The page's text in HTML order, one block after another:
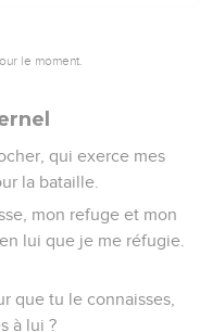
le moment.
qui exerce mes
la bataille.
mon refuge et mon
lui que je me réfugie.
que tu le connaisses,
à lui ?